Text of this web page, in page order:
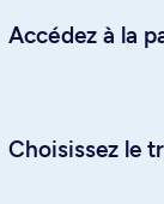
Accédez à la
Choisissez le